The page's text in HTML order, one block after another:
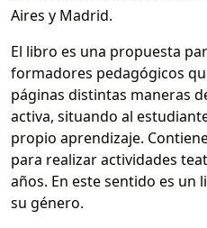
Aires y Madrid.
El libro es una propuesta
formadores pedagógicos
páginas distintas maneras
activa, situando al
propio aprendizaje. C
para realizar actividades
años. En este sentido es un
su género.